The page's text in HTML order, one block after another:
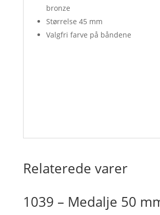
bronze
Størrelse 45 mm
Valgfri farve på båndene
Relaterede varer
1039 – Medalje 50